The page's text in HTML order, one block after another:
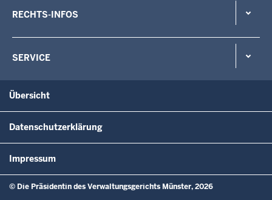
RECHTS-INFOS
SERVICE
Übersicht
Datenschutzerklärung
Impressum
© Die Präsidentin des Verwaltungsgerichts Münster, 2026